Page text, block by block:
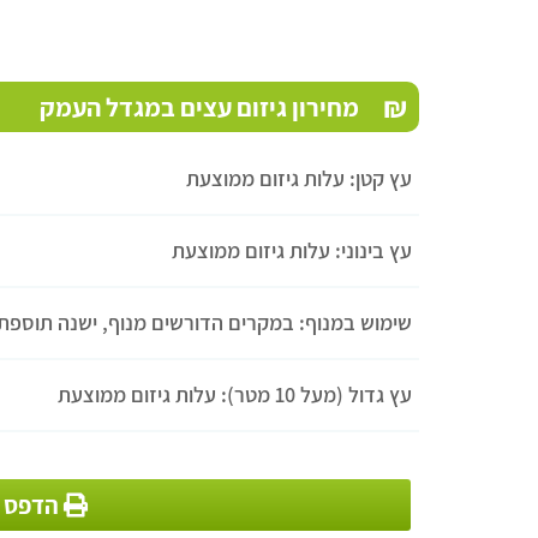
₪ מחירון גיזום עצים במגדל העמק
עץ קטן: עלות גיזום ממוצעת
עץ בינוני: עלות גיזום ממוצעת
שימוש במנוף: במקרים הדורשים מנוף, ישנה
עץ גדול (מעל 10 מטר): עלות גיזום ממוצעת
הדפס
Nahum Karni